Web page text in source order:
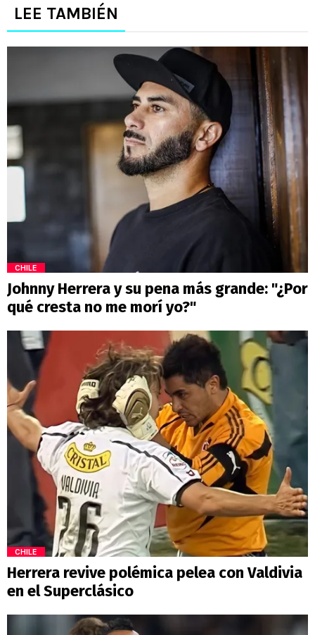
LEE TAMBIÉN
CHILE
Johnny Herrera y su pena más grande: "¿Por
qué cresta no me morí yo?"
CHILE
Herrera revive polémica pelea con Valdivia
en el Superclásico